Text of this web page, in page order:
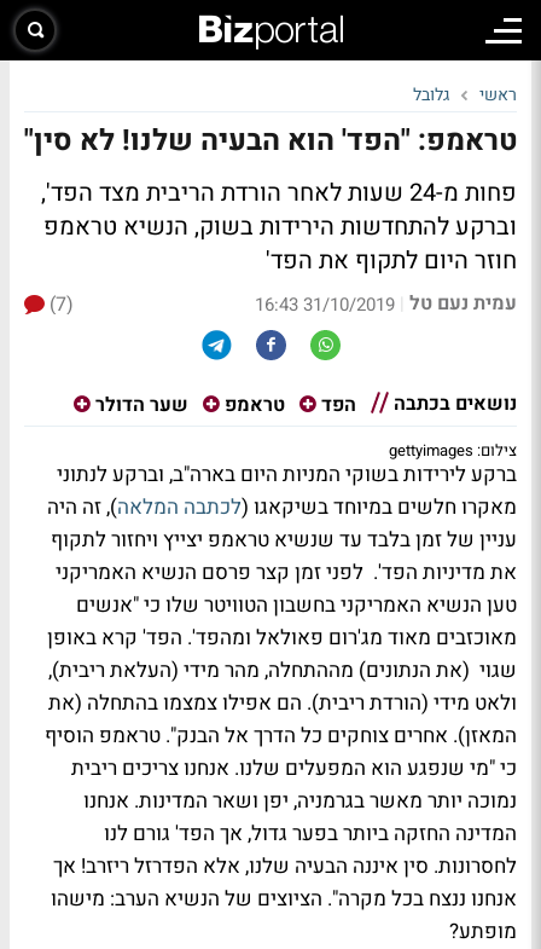
ראשי גלובל
טראמפ: "הפד' הוא הבעיה שלנו! לא סין"
פחות מ-24 שעות לאחר הורדת הריבית מצד הפד',
וברקע להתחדשות הירידות בשוק, הנשיא טראמפ
חוזר היום לתקוף את הפד'
עמית נעם טל |
31/10/2019 16:43
(7)
נושאים בכתבה הפד טראמפ שער הדולר
צילום: gettyimages
ברקע לירידות בשוקי המניות היום בארה"ב, וברקע לנתוני
מאקרו חלשים במיוחד בשיקאגו (לכתבה המלאה), זה היה
עניין של זמן בלבד עד שנשיא טראמפ יצייץ ויחזור לתקוף
את מדיניות הפד'. לפני זמן קצר פרסם הנשיא האמריקני
טען הנשיא האמריקני בחשבון הטוויטר שלו כי "אנשים
מאוכזבים מאוד מג'רום פאולאל ומהפד'. הפד' קרא באופן
שגוי (את הנתונים) מההתחלה, מהר מידי (העלאת ריבית),
ולאט מידי (הורדת ריבית). הם אפילו צמצמו בהתחלה (את
המאזן). אחרים צוחקים כל הדרך אל הבנק". טראמפ הוסיף
כי "מי שנפגע הוא המפעלים שלנו. אנחנו צריכים ריבית
נמוכה יותר מאשר בגרמניה, יפן ושאר המדינות. אנחנו
המדינה החזקה ביותר בפער גדול, אך הפד' גורם לנו
לחסרונות. סין איננה הבעיה שלנו, אלא הפדרזל ריזרב! אך
אנחנו ננצח בכל מקרה". הציוצים של הנשיא הערב: מישהו
מופתע?